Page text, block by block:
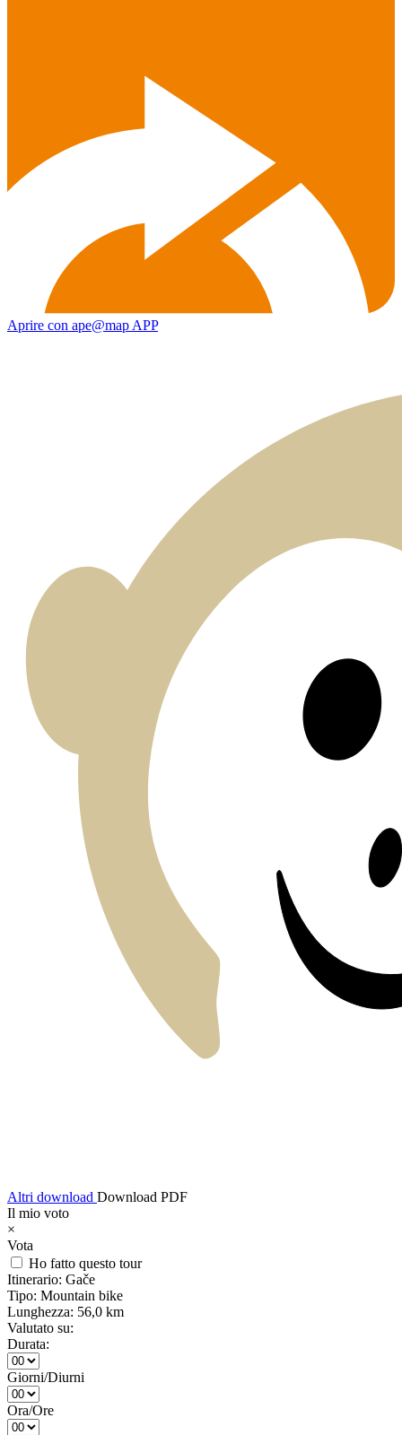
Aprire con ape@map APP
Altri download Download PDF
Il mio voto
×
Vota
Ho fatto questo tour
Itinerario: Gače
Tipo: Mountain bike
Lunghezza: 56,0 km
Valutato su:
Durata:
Giorni/Diurni
Ora/Ore